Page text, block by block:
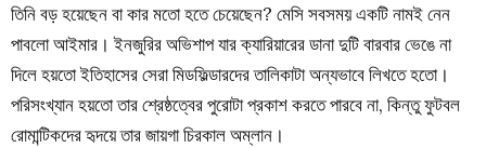
তিনি বড় হয়েছেন বা কার মতো হতে চেয়েছেন? মেসি সবসময় একটি নামই নেন
পাবলো আইমার। ইনজুরির অভিশাপ যার ক্যারিয়ারের ডানা দুটি বারবার ভেঙে না
দিলে হয়তো ইতিহাসের সেরা মিডফিল্ডারদের তালিকাটা অন্যভাবে লিখতে হতো।
পরিসংখ্যান হয়তো তার শ্রেষ্ঠত্বের পুরোটা প্রকাশ করতে পারবে না, কিন্তু ফুটবল
রোমান্টিকদের হৃদয়ে তার জায়গা চিরকাল অম্লান।